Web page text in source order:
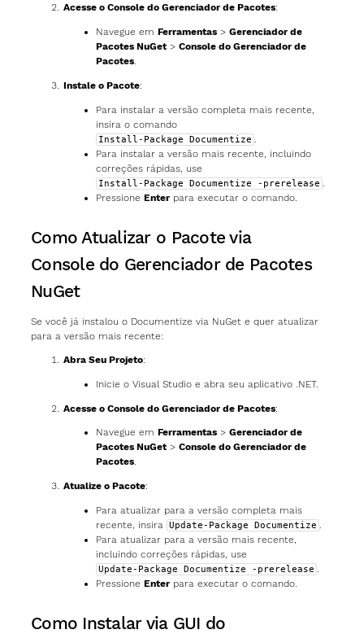
Acesse o Console do Gerenciador de Pacotes:
Navegue em Ferramentas> Gerenciador de
Pacotes NuGet> Console do Gerenciador de
Pacotes.
Instale o Pacote:
Para instalar a versão completa mais recente,
insira o comando
Install-Package Documentize
Para instalar a versão mais recente, incluindo
correções rápidas, use
Install-Package Documentize -prerelease
Pressione Enterpara executar o comando.
Como Atualizar o Pacote via
Console do Gerenciador de Pacotes
NuGet
Se você já instalou o Documentize via NuGet e quer atualizar
para a versão mais recente:
Abra Seu Projeto:
Inicie o Visual Studio e abra seu aplicativo .NET.
Acesse o Console do Gerenciador de Pacotes:
Navegue em Ferramentas> Gerenciador de
Pacotes NuGet> Console do Gerenciador de
Pacotes.
Atualize o Pacote:
Para atualizar para a versão completa mais
recente, insira
Update-Package Documentize
Para atualizar para a versão mais recente,
incluindo correções rápidas, use
Update-Package Documentize -prerelease
Pressione Enterpara executar o comando.
Como Instalar via GUI do